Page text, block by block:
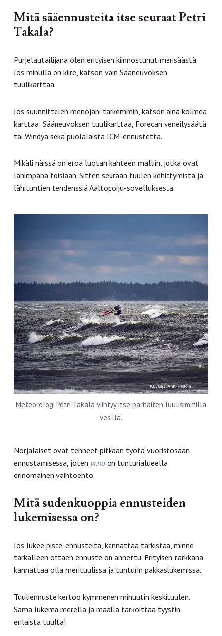
Mitä sääennusteita itse seuraat Petri
Takala?
Purjelautailijana olen erityisen kiinnostunut merisäästä.
Jos minulla on kiire, katson vain Sääneuvoksen
tuulikarttaa.
Jos suunnittelen menojani tarkemmin, katson aina kolmea
karttaa: Sääneuvoksen tuulikarttaa, Forecan veneilysäätä
tai Windyä sekä puolalaista ICM-ennustetta.
Mikäli näissä on eroa luotan kahteen malliin, jotka ovat
lähimpänä toisiaan. Sitten seuraan tuulen kehittymistä ja
lähituntien tendenssiä Aaltopoiju-sovelluksesta.
Meteorologi Petri Takala viihtyy itse parhaiten tuulisimmilla
vesillä.
Norjalaiset ovat tehneet pitkään työtä vuoristosään
ennustamisessa, joten yr.no on tunturialueella
erinomainen vaihtoehto.
Mitä sudenkuoppia ennusteiden
lukemisessa on?
Jos lukee piste-ennusteita, kannattaa tarkistaa, minne
tarkalleen ottaen ennuste on annettu. Erityisen tarkkana
kannattaa olla merituulissa ja tunturin pakkaslukemissa.
Tuuliennuste kertoo kymmenen minuutin keskituulen.
Sama lukema merellä ja maalla tarkoittaa tyystin
erilaista tuulta!